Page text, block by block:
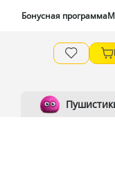
Бонусная программа